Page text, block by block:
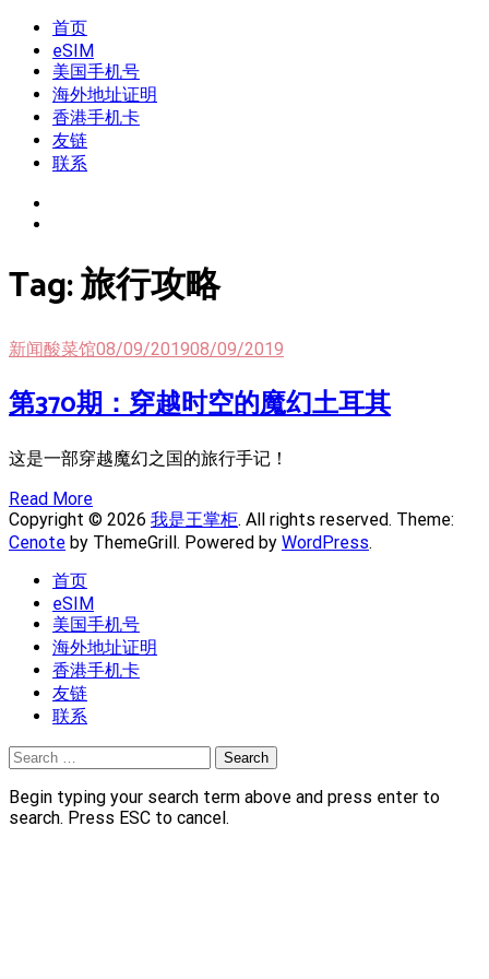
Skip
content
我是王掌柜
新闻酸菜馆|极客电台|自媒体联盟
首页
eSIM
美国手机号
海外地址证明
香港手机卡
友链
联系
Tag:旅行攻略
新闻酸菜馆08/09/201908/09/2019
第370期：穿越时空的魔幻土耳其
这是一部穿越魔幻之国的旅行手记！
Read More
Copyright © 2026 我是王掌柜. All rights reserved. Theme:
Cenote by ThemeGrill. Powered by WordPress.
首页
eSIM
美国手机号
海外地址证明
香港手机卡
友链
联系
Search
for:
Begin typing your search term above and press enter to
search. Press ESC to cancel.